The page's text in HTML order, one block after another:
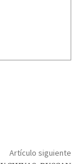
Artículo siguiente